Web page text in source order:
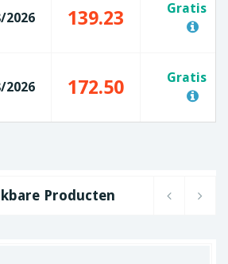
2026 139.23 Gratis
2026 172.50 Gratis
Producten